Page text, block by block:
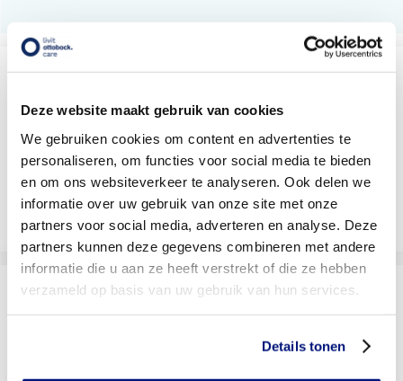
Deze website maakt gebruik van cookies
We gebruiken cookies om content en advertenties te
personaliseren, om functies voor social media te bieden
en om ons websiteverkeer te analyseren. Ook delen we
informatie over uw gebruik van onze site met onze
partners voor social media, adverteren en analyse. Deze
partners kunnen deze gegevens combineren met andere
informatie die u aan ze heeft verstrekt of die ze hebben
verzameld op basis van uw gebruik van hun services.
Details tonen
Vind een Livit gratis voetscan
Met meer dan 140 locaties vindt u altijd een locatie bij
Livit vestiging zoeken
Wordt uw behandeling door uw
verzekering vergoed?